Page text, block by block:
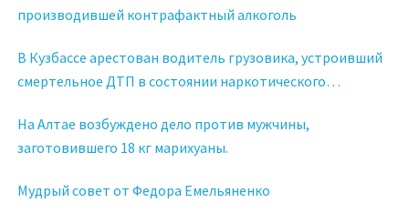
производившей контрафактный алкоголь
В Кузбассе арестован водитель грузовика, устроивший
смертельное ДТП в состоянии наркотического
На Алтае возбуждено дело против мужчины,
заготовившего 18 кг марихуаны.
Мудрый совет от Федора Емельяненко